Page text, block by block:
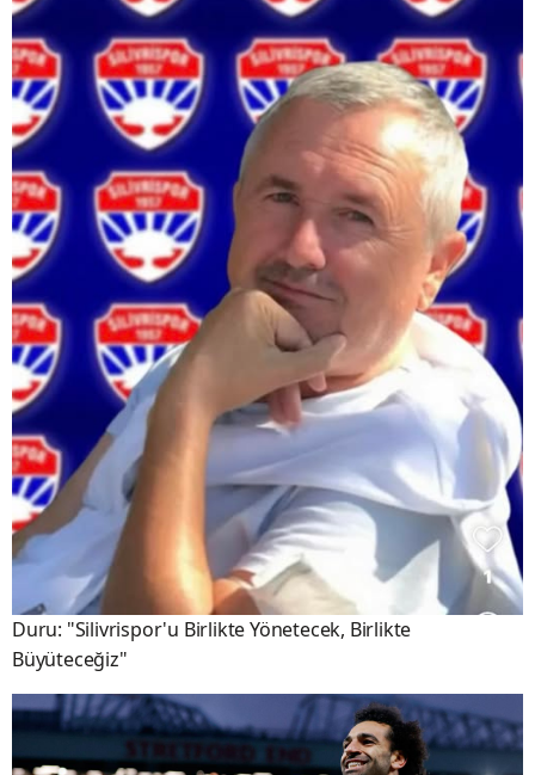
Duru: "Silivrispor'u Birlikte Yönetecek, Birlikte
Büyüteceğiz"